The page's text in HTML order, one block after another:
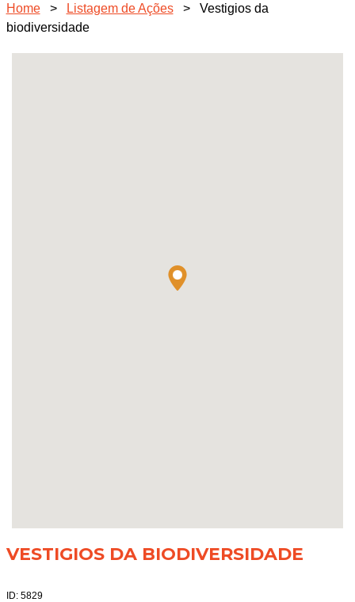
Home > Listagem de Ações >
Vestigios da
biodiversidade
VESTIGIOS DA BIODIVERSIDADE
ID: 5829